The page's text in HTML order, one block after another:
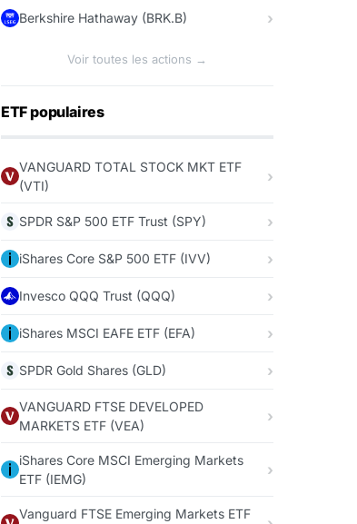
Berkshire Hathaway (BRK.B)
Voir toutes les actions →
ETF populaires
VANGUARD TOTAL STOCK MKT ETF
(VTI)
SPDR S&P 500 ETF Trust (SPY)
iShares Core S&P 500 ETF (IVV)
Invesco QQQ Trust (QQQ)
iShares MSCI EAFE ETF (EFA)
SPDR Gold Shares (GLD)
VANGUARD FTSE DEVELOPED
MARKETS ETF (VEA)
iShares Core MSCI Emerging Markets
ETF (IEMG)
Vanguard FTSE Emerging Markets ETF